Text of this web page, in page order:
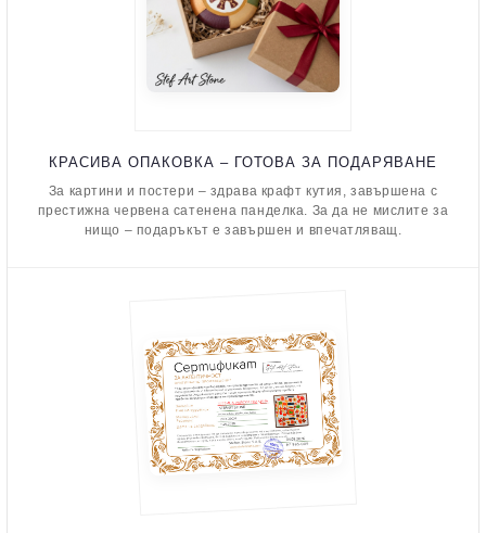
КРАСИВА ОПАКОВКА – ГОТОВА ЗА ПОДАРЯВАНЕ
За картини и постери – здрава крафт кутия, завършена с
престижна червена сатенена панделка. За да не мислите за
нищо – подаръкът е завършен и впечатляващ.